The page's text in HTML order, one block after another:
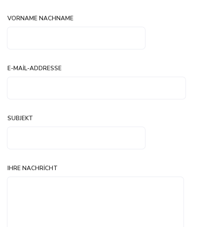
VORNAME NACHNAME
E-MAIL-ADDRESSE
SUBJEKT
IHRE NACHRICHT